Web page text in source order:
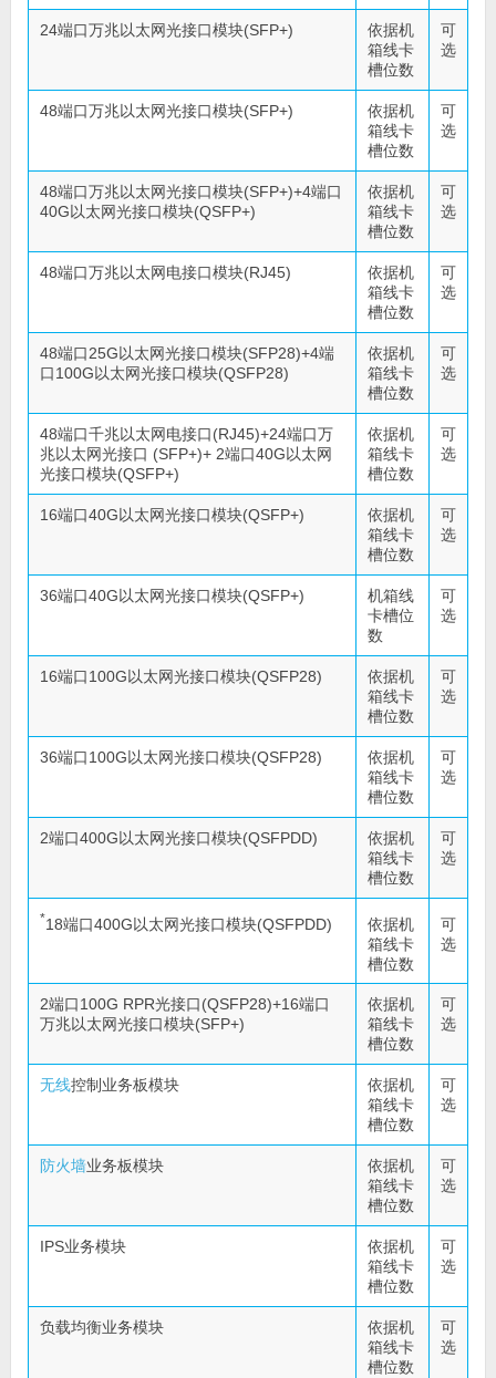
24端口万兆以太网光接口模块(SFP+)
依据机
箱线卡
槽位数
可
选
48端口万兆以太网光接口模块(SFP+)
依据机
箱线卡
槽位数
可
选
48端口万兆以太网光接口模块(SFP+)+4端口
40G以太网光接口模块(QSFP+)
依据机
箱线卡
槽位数
可
选
48端口万兆以太网电接口模块(RJ45)
依据机
箱线卡
槽位数
可
选
48端口25G以太网光接口模块(SFP28)+4端
口100G以太网光接口模块(QSFP28)
依据机
箱线卡
槽位数
可
选
48端口千兆以太网电接口(RJ45)+24端口万
兆以太网光接口 (SFP+)+ 2端口40G以太网
光接口模块(QSFP+)
依据机
箱线卡
槽位数
可
选
16端口40G以太网光接口模块(QSFP+)
依据机
箱线卡
槽位数
可
选
36端口40G以太网光接口模块(QSFP+)
机箱线
卡槽位
数
可
选
16端口100G以太网光接口模块(QSFP28)
依据机
箱线卡
槽位数
可
选
36端口100G以太网光接口模块(QSFP28)
依据机
箱线卡
槽位数
可
选
2端口400G以太网光接口模块(QSFPDD)
依据机
箱线卡
槽位数
可
选
*18端口400G以太网光接口模块(QSFPDD)
依据机
箱线卡
槽位数
可
选
2端口100G RPR光接口(QSFP28)+16端口
万兆以太网光接口模块(SFP+)
依据机
箱线卡
槽位数
可
选
无线控制业务板模块
依据机
箱线卡
槽位数
可
选
防火墙业务板模块
依据机
箱线卡
槽位数
可
选
IPS业务模块
依据机
箱线卡
槽位数
可
选
负载均衡业务模块
依据机
箱线卡
槽位数
可
选